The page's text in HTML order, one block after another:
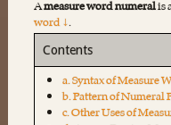
Ameasure word numeralis
word ↓.
Contents
a. Syntax of Measure
b. Pattern of Numeral
c. Other Uses of